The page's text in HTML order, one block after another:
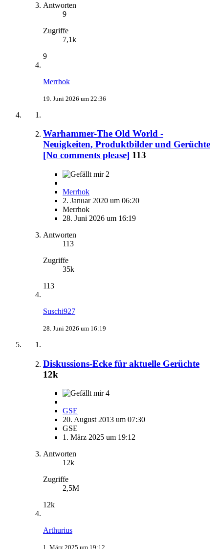
Antworten
9
Zugriffe
7,1k
9
Merrhok
19. Juni 2026 um 22:36
Warhammer-The Old World -
Neuigkeiten, Produktbilder und Gerüchte
[No comments please] 113
2
Merrhok
2. Januar 2020 um 06:20
Merrhok
28. Juni 2026 um 16:19
Antworten
113
Zugriffe
35k
113
Suschi927
28. Juni 2026 um 16:19
Diskussions-Ecke für aktuelle Gerüchte
12k
4
GSE
20. August 2013 um 07:30
GSE
1. März 2025 um 19:12
Antworten
12k
Zugriffe
2,5M
12k
Arthurius
1. März 2025 um 19:12